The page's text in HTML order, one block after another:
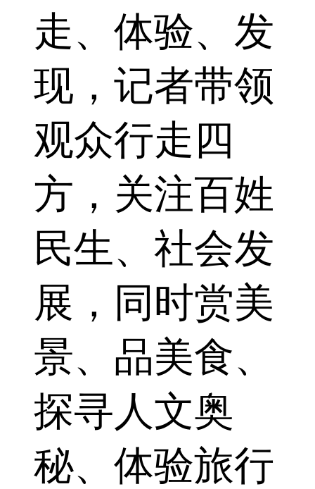
走、体验、发
现，记者带领
观众行走四
方，关注百姓
民生、社会发
展，同时赏美
景、品美食、
探寻人文奥
秘、体验旅行